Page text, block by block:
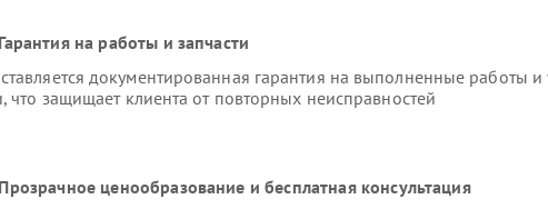
Гарантия на работы и запчасти
документированная гарантия на выполненные работы и
что защищает клиента от повторных неисправностей
Прозрачное ценообразование и бесплатная консультация